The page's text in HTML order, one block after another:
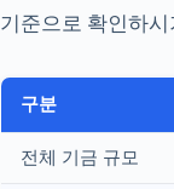
기준으로 확인하
구분
전체 기금 규모